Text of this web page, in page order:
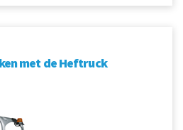
met de Heftruck